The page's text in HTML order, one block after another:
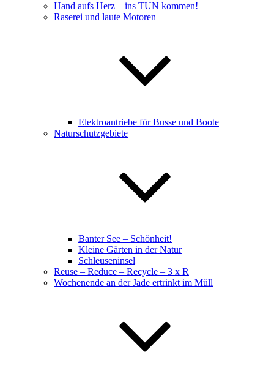
Hand aufs Herz – ins TUN kommen!
Raserei und laute Motoren
Elektroantriebe für Busse und Boote
Naturschutzgebiete
Banter See – Schönheit!
Kleine Gärten in der Natur
Schleuseninsel
Reuse – Reduce – Recycle – 3 x R
Wochenende an der Jade ertrinkt im Müll